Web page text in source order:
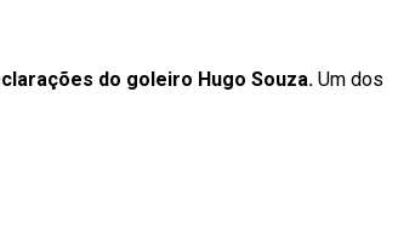
do goleiro Hugo Souza. Um dos